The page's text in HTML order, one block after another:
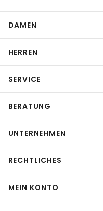
DAMEN
HERREN
SERVICE
BERATUNG
UNTERNEHMEN
RECHTLICHES
MEIN KONTO